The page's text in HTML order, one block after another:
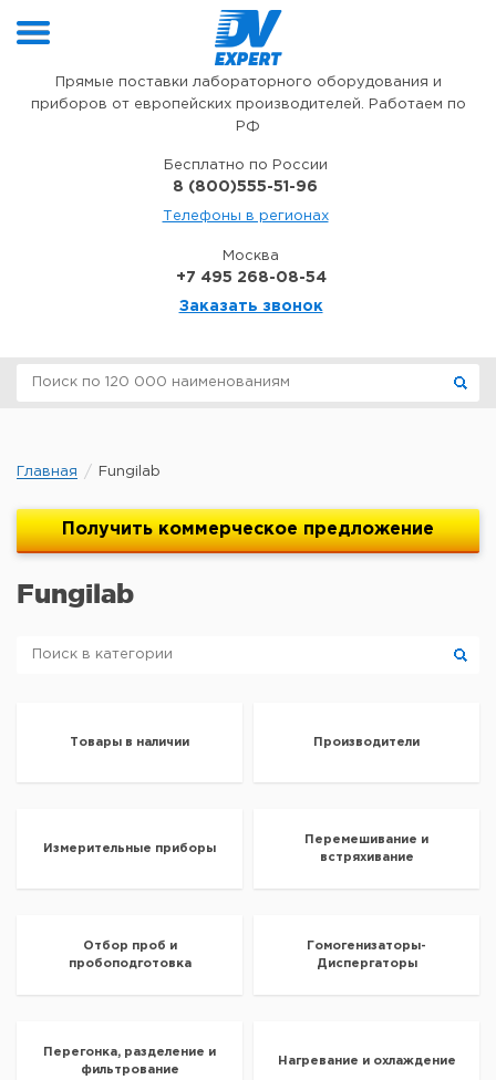
Прямые поставки лабораторного оборудования и
приборов от европейских производителей. Работаем по
РФ
Бесплатно по России
8 (800)555-51-96
Телефоны в регионах
Москва
+7 495 268-08-54
Заказать звонок
Главная Fungilab
Получить коммерческое предложение
Fungilab
Товары в наличии Производители
Измерительные приборы
Перемешивание и
встряхивание
Отбор проб и
пробоподготовка
Гомогенизаторы-
Диспергаторы
Перегонка, разделение и
фильтрование
Нагревание и охлаждение